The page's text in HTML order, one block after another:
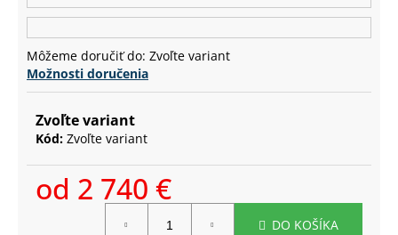
Môžeme doručiť do: Zvoľte variant
Možnosti doručenia
Zvoľte variant
Kód: Zvoľte variant
od 2 740 €
DO KOŠÍKA
a
m
e